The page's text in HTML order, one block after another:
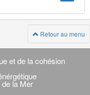
Retour au menu
et de la cohésion
la Mer